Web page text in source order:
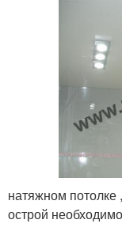
натяжном
острой